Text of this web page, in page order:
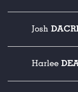
Josh
Harlee